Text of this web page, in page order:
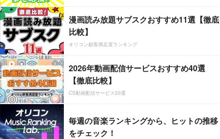
漫画読み放題サブスクおすすめ11選【徹底
比較】
オリコン顧客満足度ランキング
2026年動画配信サービスおすすめ40選
【徹底比較】
CS動画配信サービス20選
毎週の音楽ランキングから、ヒットの推移
をチェック！